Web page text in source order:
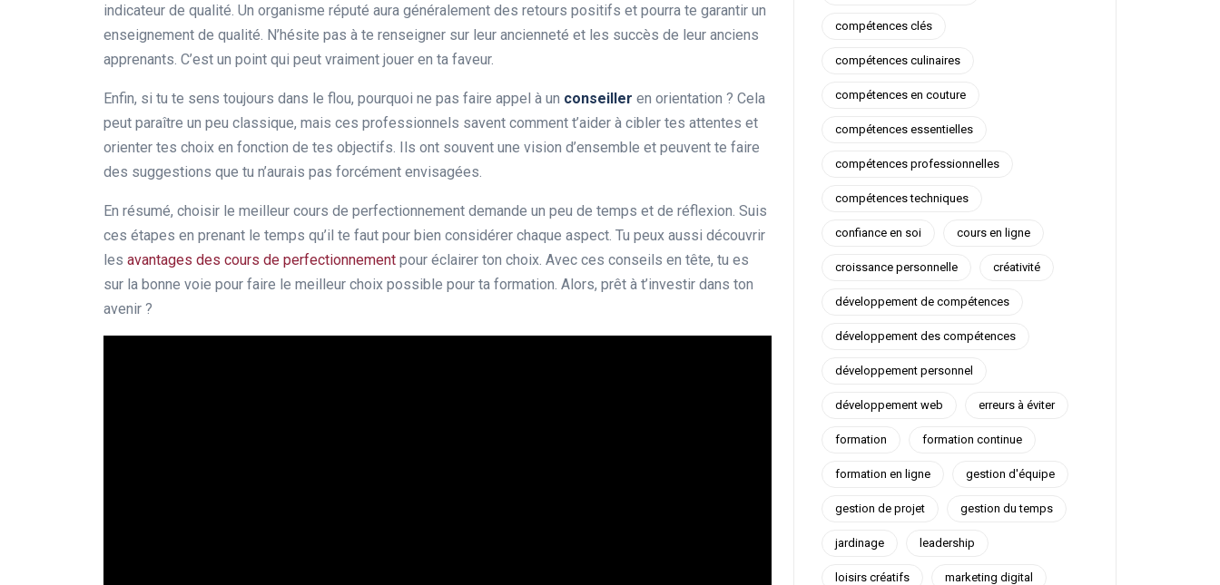
indicateur de qualité. Un organisme réputé aura généralement des retours positifs et pourra te garantir un
enseignement de qualité. N’hésite pas à te renseigner sur leur ancienneté et les succès de leur anciens
apprenants. C’est un point qui peut vraiment jouer en ta faveur.
Enfin, si tu te sens toujours dans le flou, pourquoi ne pas faire appel à un conseiller en orientation ? Cela
peut paraître un peu classique, mais ces professionnels savent comment t’aider à cibler tes attentes et
orienter tes choix en fonction de tes objectifs. Ils ont souvent une vision d’ensemble et peuvent te faire
des suggestions que tu n’aurais pas forcément envisagées.
En résumé, choisir le meilleur cours de perfectionnement demande un peu de temps et de réflexion. Suis
ces étapes en prenant le temps qu’il te faut pour bien considérer chaque aspect. Tu peux aussi découvrir
les avantages des cours de perfectionnement pour éclairer ton choix. Avec ces conseils en tête, tu es
sur la bonne voie pour faire le meilleur choix possible pour ta formation. Alors, prêt à t’investir dans ton
avenir ?
compétences clés
compétences culinaires
compétences en couture
compétences essentielles
compétences professionnelles
compétences techniques
confiance en soi cours en ligne
croissance personnelle créativité
développement de compétences
développement des compétences
développement personnel
développement web erreurs à éviter
formation formation continue
formation en ligne gestion d'équipe
gestion de projet gestion du temps
jardinage leadership
loisirs créatifs marketing digital